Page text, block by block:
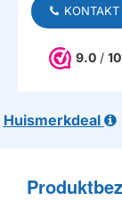
KONTAKT
9.0 / 10
Huismerkdeal